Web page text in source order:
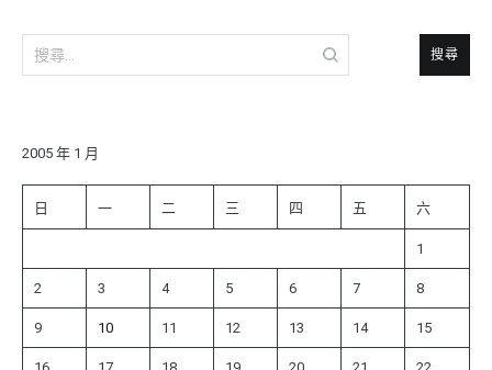
搜
尋
字:
2005 年 1 月
日 一 二 三 四 五 六
1
2 3 4 5 6 7 8
9 10 11 12 13 14 15
16 17 18 19 20 21 22